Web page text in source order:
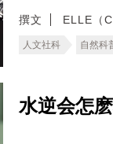
撰文 ELLE（
人文社科 自然科
水逆会怎